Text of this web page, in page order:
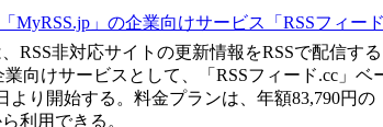
MyRSS.jp」の企業向けサービス「RSSフィード
RSS非対応サイトの更新情報をRSSで配信する
業向けサービスとして、「RSSフィード.cc」ベ
より開始する。料金プランは、年額83,790円の
利用できる。